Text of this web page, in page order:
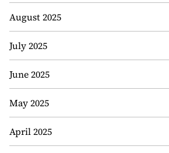
August 2025
July 2025
June 2025
May 2025
April 2025